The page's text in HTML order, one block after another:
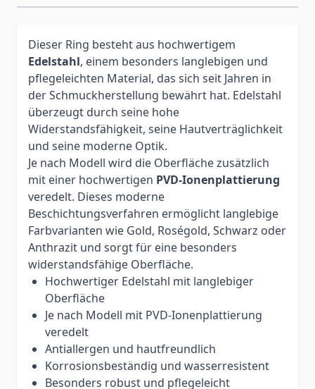
Dieser Ring besteht aus hochwertigem
Edelstahl, einem besonders langlebigen und
pflegeleichten Material, das sich seit Jahren in
der Schmuckherstellung bewährt hat. Edelstahl
überzeugt durch seine hohe
Widerstandsfähigkeit, seine Hautverträglichkeit
und seine moderne Optik.
Je nach Modell wird die Oberfläche zusätzlich
mit einer hochwertigen PVD-Ionenplattierung
veredelt. Dieses moderne
Beschichtungsverfahren ermöglicht langlebige
Farbvarianten wie Gold, Roségold, Schwarz oder
Anthrazit und sorgt für eine besonders
widerstandsfähige Oberfläche.
Hochwertiger Edelstahl mit langlebiger
Oberfläche
Je nach Modell mit PVD-Ionenplattierung
veredelt
Antiallergen und hautfreundlich
Korrosionsbeständig und wasserresistent
Besonders robust und pflegeleicht